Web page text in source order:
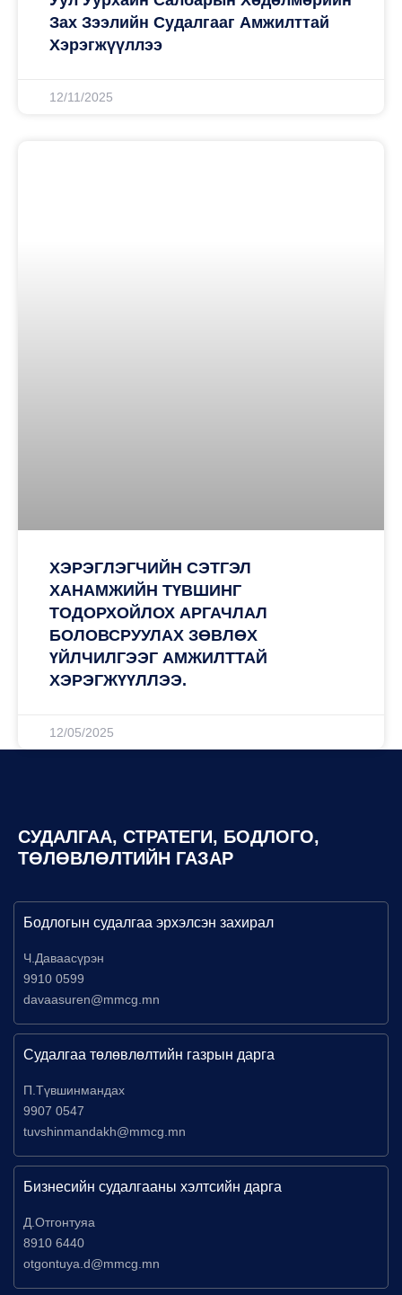
Зах Зээлийн Судалгааг Амжилттай
Хэрэгжүүллээ
12/11/2025
ХЭРЭГЛЭГЧИЙН СЭТГЭЛ
ХАНАМЖИЙН ТҮВШИНГ
ТОДОРХОЙЛОХ АРГАЧЛАЛ
БОЛОВСРУУЛАХ ЗӨВЛӨХ
ҮЙЛЧИЛГЭЭГ АМЖИЛТТАЙ
ХЭРЭГЖҮҮЛЛЭЭ.
12/05/2025
СУДАЛГАА, СТРАТЕГИ, БОДЛОГО,
ТӨЛӨВЛӨЛТИЙН ГАЗАР
Бодлогын судалгаа эрхэлсэн захирал
Ч.Даваасүрэн
9910 0599
davaasuren@mmcg.mn
Судалгаа төлөвлөлтийн газрын дарга
П.Түвшинмандах
9907 0547
tuvshinmandakh@mmcg.mn
Бизнесийн судалгааны хэлтсийн дарга
Д.Отгонтуяа
8910 6440
otgontuya.d@mmcg.mn